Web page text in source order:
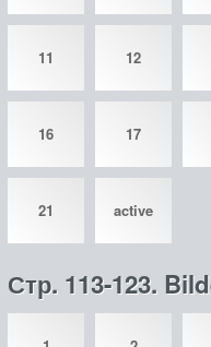
11 12
16 17
21 active
Стр. 113-123.